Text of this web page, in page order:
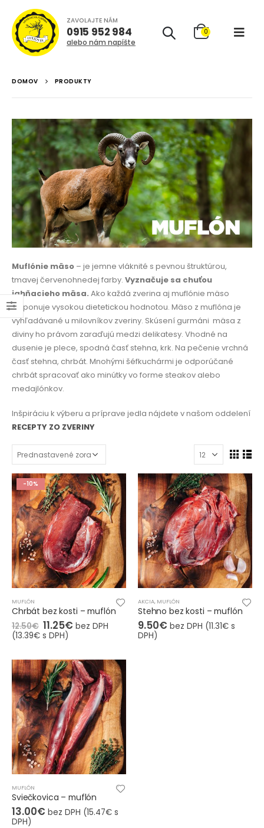
ZAVOLAJTE NÁM
0915 952 984
alebo nám napíšte
0
DOMOV PRODUKTY
Muflónie mäso – je jemne vláknité s pevnou štruktúrou,
tmavej červenohnedej farby. Vyznačuje sa chuťou
jahňacieho mäsa. Ako každá zverina aj muflónie mäso
disponuje vysokou dietetickou hodnotou. Mäso z muflóna je
vyhľadávané u milovníkov zveriny. Skúsení gurmáni mäsa z
diviny ho právom zaraďujú medzi delikatesy. Vhodné na
dusenie je plece, spodná časť stehna, krk. Na pečenie vrchná
časť stehna, chrbát. Mnohými šéfkuchármi je odporúčané
chrbát spracovať ako minútky vo forme steakov alebo
medajlónkov.
Inšpiráciu k výberu a príprave jedla nájdete v našom oddelení
RECEPTY ZO ZVERINY
-10%
MUFLÓN
Chrbát bez kosti – muflón
12.50€ 11.25€ bez DPH
(13.39€ s DPH)
AKCIA, MUFLÓN
Stehno bez kosti – muflón
9.50€ bez DPH (11.31€ s
DPH)
MUFLÓN
Sviečkovica – muflón
13.00€ bez DPH (15.47€ s
DPH)